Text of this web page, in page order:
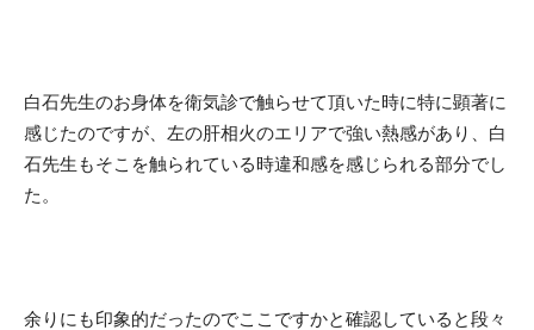
白石先生のお身体を衛気診で触らせて頂いた時に特に顕著に
感じたのですが、左の肝相火のエリアで強い熱感があり、白
石先生もそこを触られている時違和感を感じられる部分でし
た。
余りにも印象的だったのでここですかと確認していると段々